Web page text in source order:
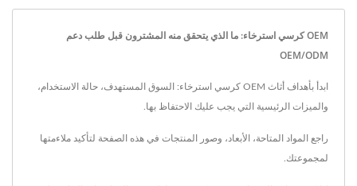
OEM كرسي استرخاء: ما الذي يتحقق منه المشترون قبل طلب دعم
OEM/ODM
ابدأ بأهداف أثاث OEM كرسي استرخاء: السوق المستهدف، حالة الاستخدام،
والميزات الرئيسية التي يجب عليك الاحتفاظ بها.
راجع المواد المتاحة، الأبعاد، وصور المنتجات في هذه الصفحة لتأكيد ملاءمتها
لمجموعتك.